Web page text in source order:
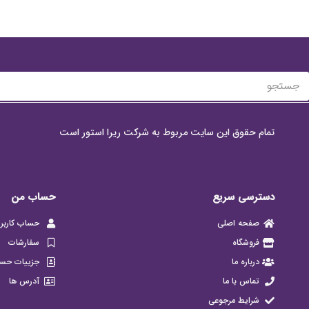
تمام حقوق این سایت مربوط به شرکت ریرا استور است
دسترسی سریع
صفحه اصلی
فروشگاه
درباره ما
تماس با ما
شرایط مرجوعی
حساب من
حساب
سفارشات
جزییات
آدرس ها